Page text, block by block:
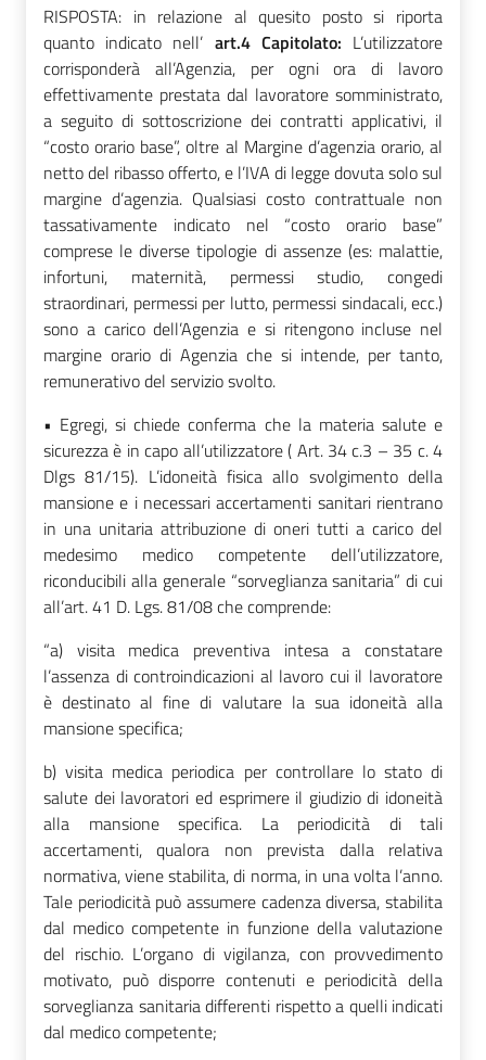
RISPOSTA: in relazione al quesito posto si riporta
quanto indicato nell’ art.4 Capitolato: L’utilizzatore
corrisponderà all’Agenzia, per ogni ora di lavoro
effettivamente prestata dal lavoratore somministrato,
a seguito di sottoscrizione dei contratti applicativi, il
“costo orario base”, oltre al Margine d’agenzia orario, al
netto del ribasso offerto, e l’IVA di legge dovuta solo sul
margine d’agenzia. Qualsiasi costo contrattuale non
tassativamente indicato nel “costo orario base”
comprese le diverse tipologie di assenze (es: malattie,
infortuni, maternità, permessi studio, congedi
straordinari, permessi per lutto, permessi sindacali, ecc.)
sono a carico dell’Agenzia e si ritengono incluse nel
margine orario di Agenzia che si intende, per tanto,
remunerativo del servizio svolto.
• Egregi, si chiede conferma che la materia salute e
sicurezza è in capo all’utilizzatore ( Art. 34 c.3 – 35 c. 4
Dlgs 81/15). L’idoneità fisica allo svolgimento della
mansione e i necessari accertamenti sanitari rientrano
in una unitaria attribuzione di oneri tutti a carico del
medesimo medico competente dell’utilizzatore,
riconducibili alla generale “sorveglianza sanitaria” di cui
all’art. 41 D. Lgs. 81/08 che comprende:
“a) visita medica preventiva intesa a constatare
l’assenza di controindicazioni al lavoro cui il lavoratore
è destinato al fine di valutare la sua idoneità alla
mansione specifica;
b) visita medica periodica per controllare lo stato di
salute dei lavoratori ed esprimere il giudizio di idoneità
alla mansione specifica. La periodicità di tali
accertamenti, qualora non prevista dalla relativa
normativa, viene stabilita, di norma, in una volta l’anno.
Tale periodicità può assumere cadenza diversa, stabilita
dal medico competente in funzione della valutazione
del rischio. L’organo di vigilanza, con provvedimento
motivato, può disporre contenuti e periodicità della
sorveglianza sanitaria differenti rispetto a quelli indicati
dal medico competente;